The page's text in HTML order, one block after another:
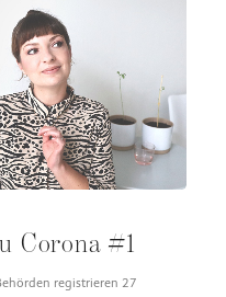
Corona #1
registrieren 27